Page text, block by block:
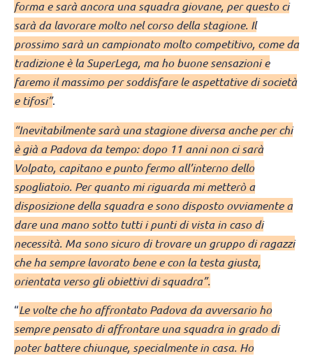
forma e sarà ancora una squadra giovane, per questo ci
sarà da lavorare molto nel corso della stagione. Il
prossimo sarà un campionato molto competitivo, come da
tradizione è la SuperLega, ma ho buone sensazioni e
faremo il massimo per soddisfare le aspettative di società
e tifosi”.
“Inevitabilmente sarà una stagione diversa anche per chi
è già a Padova da tempo: dopo 11 anni non ci sarà
Volpato, capitano e punto fermo all’interno dello
spogliatoio. Per quanto mi riguarda mi metterò a
disposizione della squadra e sono disposto ovviamente a
dare una mano sotto tutti i punti di vista in caso di
necessità. Ma sono sicuro di trovare un gruppo di ragazzi
che ha sempre lavorato bene e con la testa giusta,
orientata verso gli obiettivi di squadra”.
“Le volte che ho affrontato Padova da avversario ho
sempre pensato di affrontare una squadra in grado di
poter battere chiunque, specialmente in casa. Ho